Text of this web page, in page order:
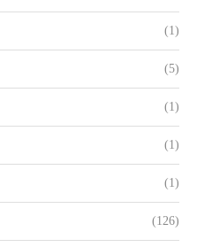
(1)
(5)
(1)
(1)
(1)
(126)